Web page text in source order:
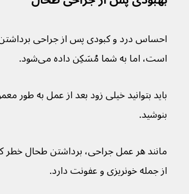
احساس درد و کبودی پس از جراحی
است، اما به شما مُسَکِن داده می‌شود.
باید بتوانید خیلی زود بعد از عمل به طور
بنوشید.
مانند هر عمل جراحی، برداشتن طحال
از جمله خونریزی و عفونت دارد.